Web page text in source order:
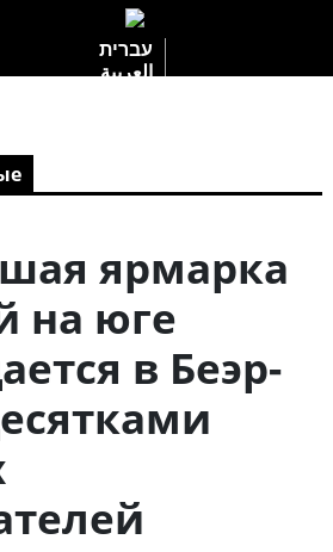
עברית
العربية
ярмарка
на юге
в Беэр-